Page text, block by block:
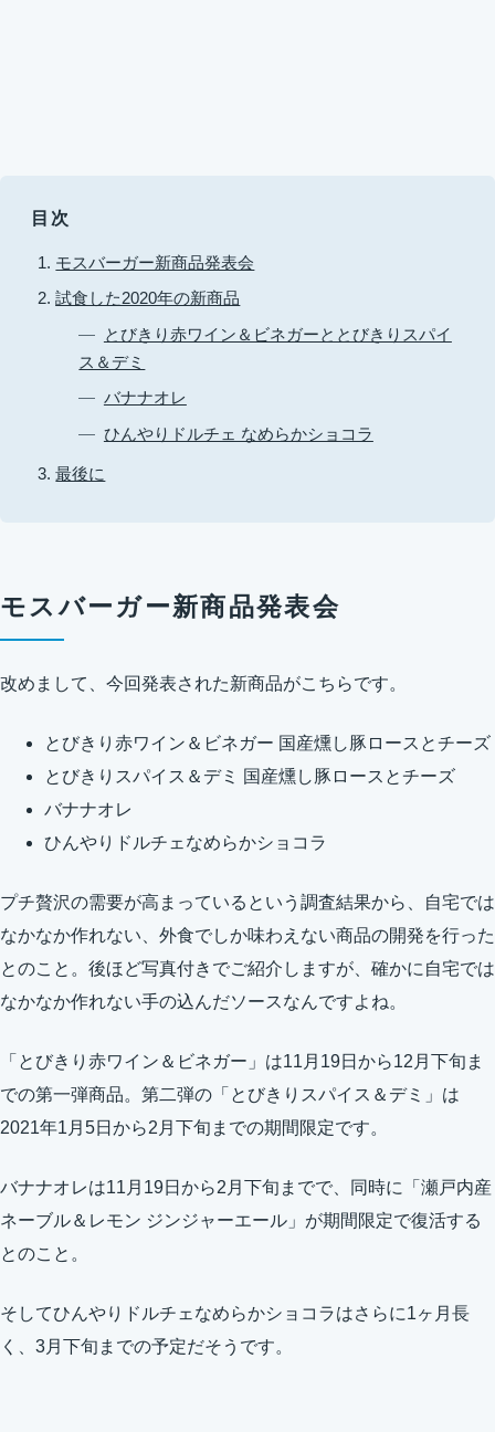
目次
モスバーガー新商品発表会
試食した2020年の新商品
とびきり赤ワイン＆ビネガーととびきりスパイ
ス＆デミ
バナナオレ
ひんやりドルチェ なめらかショコラ
最後に
モスバーガー新商品発表会
改めまして、今回発表された新商品がこちらです。
とびきり赤ワイン＆ビネガー 国産燻し豚ロースとチーズ
とびきりスパイス＆デミ 国産燻し豚ロースとチーズ
バナナオレ
ひんやりドルチェなめらかショコラ
プチ贅沢の需要が高まっているという調査結果から、自宅では
なかなか作れない、外食でしか味わえない商品の開発を行った
とのこと。後ほど写真付きでご紹介しますが、確かに自宅では
なかなか作れない手の込んだソースなんですよね。
「とびきり赤ワイン＆ビネガー」は11月19日から12月下旬ま
での第一弾商品。第二弾の「とびきりスパイス＆デミ」は
2021年1月5日から2月下旬までの期間限定です。
バナナオレは11月19日から2月下旬までで、同時に「瀬戸内産
ネーブル＆レモン ジンジャーエール」が期間限定で復活する
とのこと。
そしてひんやりドルチェなめらかショコラはさらに1ヶ月長
く、3月下旬までの予定だそうです。